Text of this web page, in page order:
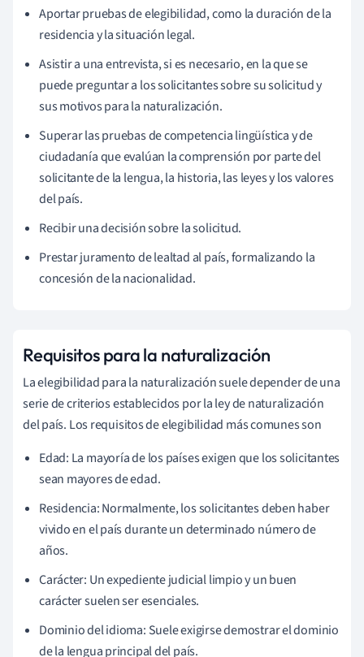
Aportar pruebas de elegibilidad, como la duración de la
residencia y la situación legal.
Asistir a una entrevista, si es necesario, en la que se
puede preguntar a los solicitantes sobre su solicitud y
sus motivos para la naturalización.
Superar las pruebas de competencia lingüística y de
ciudadanía que evalúan la comprensión por parte del
solicitante de la lengua, la historia, las leyes y los valores
del país.
Recibir una decisión sobre la solicitud.
Prestar juramento de lealtad al país, formalizando la
concesión de la nacionalidad.
Requisitos para la naturalización
La elegibilidad para la naturalización suele depender de una
serie de criterios establecidos por la ley de naturalización
del país. Los requisitos de elegibilidad más comunes son
Edad: La mayoría de los países exigen que los solicitantes
sean mayores de edad.
Residencia: Normalmente, los solicitantes deben haber
vivido en el país durante un determinado número de
años.
Carácter: Un expediente judicial limpio y un buen
carácter suelen ser esenciales.
Dominio del idioma: Suele exigirse demostrar el dominio
de la lengua principal del país.